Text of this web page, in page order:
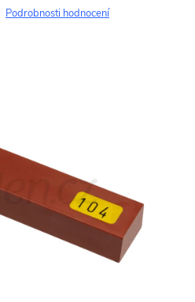
Podrobnosti hodnocení